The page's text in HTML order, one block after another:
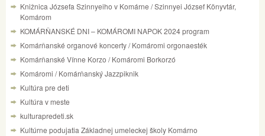
Knižnica Józsefa Szinnyeiho v Komárne / Szinnyei József Könyvtár,
Komárom
KOMÁRŇANSKÉ DNI – KOMÁROMI NAPOK 2024 program
Komárňanské organové koncerty / Komáromi orgonaesték
Komárňanské Vínne Korzo / Komáromi Borkorzó
Komáromi / Komárňanský Jazzpiknik
Kultúra pre deti
Kultúra v meste
kulturapredeti.sk
Kultúrne podujatia Základnej umeleckej školy Komárno